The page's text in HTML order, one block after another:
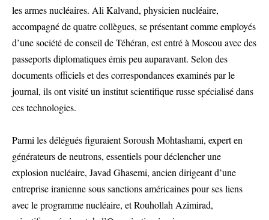
les armes nucléaires. Ali Kalvand, physicien nucléaire,
accompagné de quatre collègues, se présentant comme employés
d’une société de conseil de Téhéran, est entré à Moscou avec des
passeports diplomatiques émis peu auparavant. Selon des
documents officiels et des correspondances examinés par le
journal, ils ont visité un institut scientifique russe spécialisé dans
ces technologies.
Parmi les délégués figuraient Soroush Mohtashami, expert en
générateurs de neutrons, essentiels pour déclencher une
explosion nucléaire, Javad Ghasemi, ancien dirigeant d’une
entreprise iranienne sous sanctions américaines pour ses liens
avec le programme nucléaire, et Rouhollah Azimirad,